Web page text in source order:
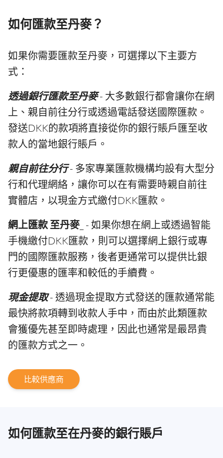
如何匯款至丹麥？
如果你需要匯款至丹麥，可選擇以下主要方
式：
透過銀行匯款至丹麥- 大多數銀行都會讓你在網
上、親自前往分行或透過電話發送國際匯款。
發送DKK的款項將直接從你的銀行賬戶匯至收
款人的當地銀行賬戶。
親自前往分行- 多家專業匯款機構均設有大型分
行和代理網絡，讓你可以在有需要時親自前往
實體店，以現金方式繳付DKK匯款。
網上匯款 至丹麥_ - 如果你想在網上或透過智能
手機繳付DKK匯款，則可以選擇網上銀行或專
門的國際匯款服務，後者更通常可以提供比銀
行更優惠的匯率和較低的手續費。
現金提取- 透過現金提取方式發送的匯款通常能
最快將款項轉到收款人手中，而由於此類匯款
會獲優先甚至即時處理，因此也通常是最昂貴
的匯款方式之一。
比較供應商
如何匯款至在丹麥的銀行賬戶